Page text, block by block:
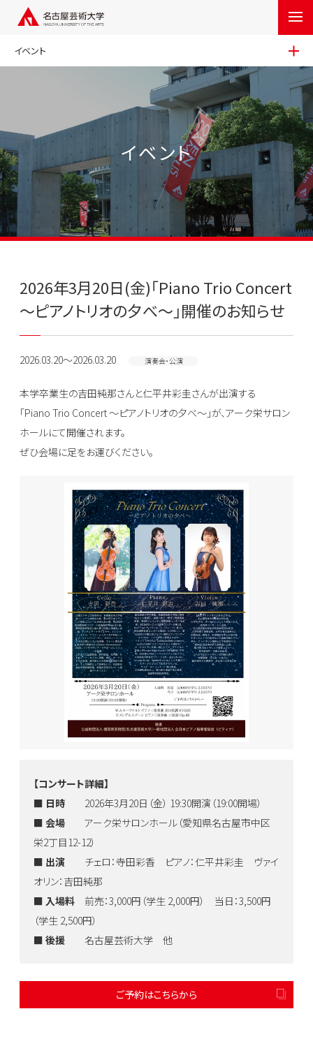
イベント
イベント
2026年3月20日(金)「Piano Trio Concert
～ピアノトリオの夕べ～」開催のお知らせ
2026.03.20～2026.03.20 演奏会・公演
本学卒業生の吉田純那さんと仁平井彩圭さんが出演する
「Piano Trio Concert ～ピアノトリオの夕べ～」が、アーク栄サロン
ホールにて開催されます。
ぜひ会場に足をお運びください。
【コンサート詳細】
■ 日時 2026年3月20日（金） 19:30開演（19:00開場）
■ 会場 アーク栄サロンホール（愛知県名古屋市中区
栄2丁目12-12）
■ 出演 チェロ：寺田彩香 ピアノ：仁平井彩圭 ヴァイ
オリン：吉田純那
■ 入場料 前売：3,000円（学生 2,000円） 当日：3,500円
（学生 2,500円）
■ 後援 名古屋芸術大学 他
ご予約はこちらから